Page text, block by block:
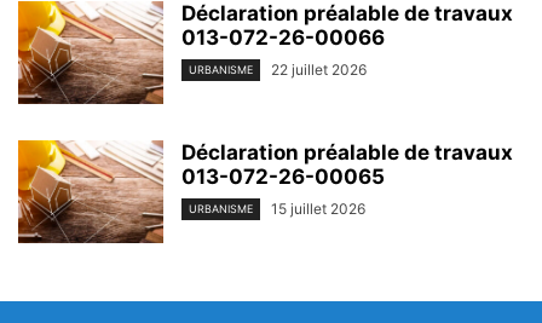
Déclaration préalable de travaux
013-072-26-00066
URBANISME 22 juillet 2026
Déclaration préalable de travaux
013-072-26-00065
URBANISME 15 juillet 2026